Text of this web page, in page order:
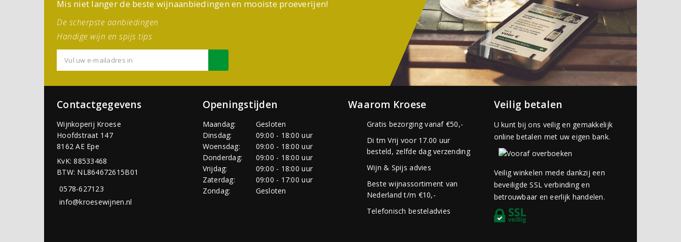
Mis niet langer de beste wijnaanbiedingen en mooiste proeverijen!
De scherpste aanbiedingen
Handige wijn en spijs tips
Contactgegevens
Wijnkoperij Kroese
Hoofdstraat 147
8162 AE Epe
KvK: 88533468
BTW: NL864672615B01
0578-627123
info@kroesewijnen.nl
Openingstijden
Maandag:
Gesloten
Dinsdag:
09:00 - 18:00 uur
Woensdag:
09:00 - 18:00 uur
Donderdag:
09:00 - 18:00 uur
Vrijdag:
09:00 - 18:00 uur
Zaterdag:
09:00 - 17:00 uur
Zondag:
Gesloten
Waarom Kroese
Gratis bezorging vanaf €50,-
Di tm Vrij voor 17.00 uur
besteld, zelfde dag verzending
Wijn & Spijs advies
Beste wijnassortiment van
Nederland t/m €10,-
Telefonisch besteladvies
Veilig betalen
U kunt bij ons veilig en gemakkelijk
online betalen met uw eigen bank.
Veilig winkelen mede dankzij een
beveiligde SSL verbinding en
betrouwbaar en eerlijk handelen.